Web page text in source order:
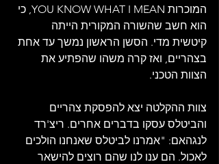
המוכרות YOU KNOW WHAT I MEAN, כי
הוא חשב שהשורה המקורית הייתה
קיטשית מדי. הסשן הראשון נמשך עד אחת
בצהריים, ואז קרה משהו שהפתיע את
הצוות הטכני.
צוות ההקלטה יצא להפסקת צהריים
והביטלס עסקו בדברים אחרים. ריצ'רד
לנגהאם: "אמרנו לביטלס שאנחנו הולכים
לאכול. הם ענו לנו שהם רוצים להישאר